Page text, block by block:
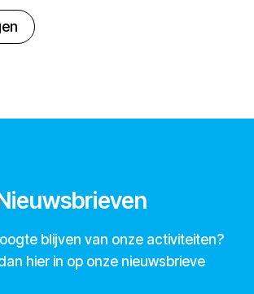
blijven van onze activiteiten?
hier in op onze nieuwsbrieve